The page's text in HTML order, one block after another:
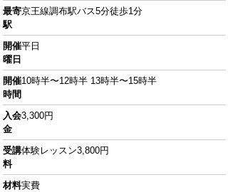
最寄
駅
京王線調布駅バス5分徒歩1分
開催
曜日
平日
開催
時間
10時半〜12時半 13時半〜15時半
入会
金
3,300円
受講
料
体験レッスン3,800円
材料実費